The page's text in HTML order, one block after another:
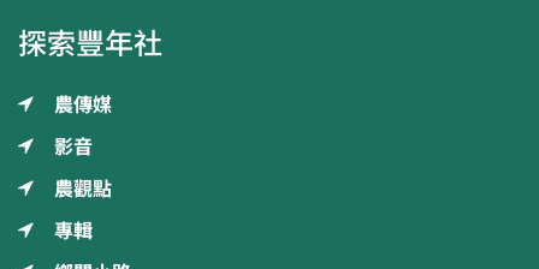
探索豐年社
農傳媒
影音
農觀點
專輯